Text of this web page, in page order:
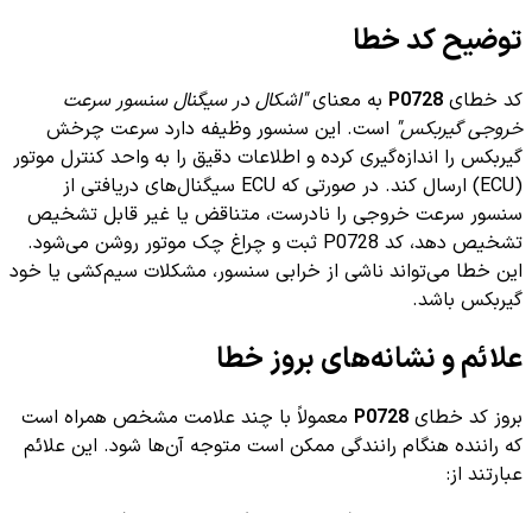
توضیح کد خطا
کد خطای P0728 به معنای"اشکال در سیگنال سنسور سرعت
خروجی گیربکس" است. این سنسور وظیفه دارد سرعت چرخش
گیربکس را اندازه‌گیری کرده و اطلاعات دقیق را به واحد کنترل موتور
(ECU) ارسال کند. در صورتی که ECU سیگنال‌های دریافتی از
سنسور سرعت خروجی را نادرست، متناقض یا غیر قابل تشخیص
تشخیص دهد، کد P0728 ثبت و چراغ چک موتور روشن می‌شود.
این خطا می‌تواند ناشی از خرابی سنسور، مشکلات سیم‌کشی یا خود
گیربکس باشد.
علائم و نشانه‌های بروز خطا
بروز کد خطای P0728 معمولاً با چند علامت مشخص همراه است
که راننده هنگام رانندگی ممکن است متوجه آن‌ها شود. این علائم
عبارتند از: